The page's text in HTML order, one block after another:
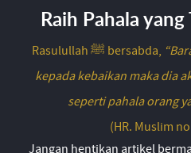
Raih Pahala
Rasulullah ﷺ bersabda,
kepada kebaikan maka dia
seperti pahala orang
(HR. Muslim
Jangan hentikan artikel